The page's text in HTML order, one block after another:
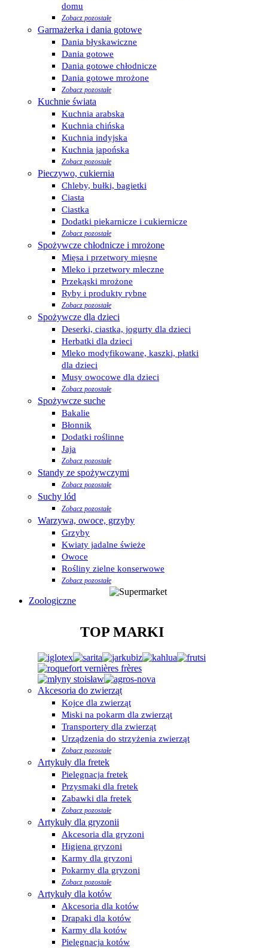
domu
Zobacz pozostałe
Garmażerka i dania gotowe
Dania błyskawiczne
Dania gotowe
Dania gotowe chłodnicze
Dania gotowe mrożone
Zobacz pozostałe
Kuchnie świata
Kuchnia arabska
Kuchnia chińska
Kuchnia indyjska
Kuchnia japońska
Zobacz pozostałe
Pieczywo, cukiernia
Chleby, bułki, bagietki
Ciasta
Ciastka
Dodatki piekarnicze i cukiernicze
Zobacz pozostałe
Spożywcze chłodnicze i mrożone
Mięsa i przetwory mięsne
Mleko i przetwory mleczne
Przekąski mrożone
Ryby i produkty rybne
Zobacz pozostałe
Spożywcze dla dzieci
Deserki, ciastka, jogurty dla dzieci
Herbatki dla dzieci
Mleko modyfikowane, kaszki, płatki
dla dzieci
Musy owocowe dla dzieci
Zobacz pozostałe
Spożywcze suche
Bakalie
Błonnik
Dodatki roślinne
Jaja
Zobacz pozostałe
Standy ze spożywczymi
Zobacz pozostałe
Suchy lód
Zobacz pozostałe
Warzywa, owoce, grzyby
Grzyby
Kwiaty jadalne świeże
Owoce
Rośliny zielne konserwowe
Zobacz pozostałe
Zoologiczne
TOP MARKI
Akcesoria do zwierząt
Kojce dla zwierząt
Miski na pokarm dla zwierząt
Transportery dla zwierząt
Urządzenia do strzyżenia zwierząt
Zobacz pozostałe
Artykuły dla fretek
Pielęgnacja fretek
Przysmaki dla fretek
Zabawki dla fretek
Zobacz pozostałe
Artykuły dla gryzonii
Akcesoria dla gryzoni
Higiena gryzoni
Karmy dla gryzoni
Pokarmy dla gryzoni
Zobacz pozostałe
Artykuły dla kotów
Akcesoria dla kotów
Drapaki dla kotów
Karmy dla kotów
Pielęgnacja kotów